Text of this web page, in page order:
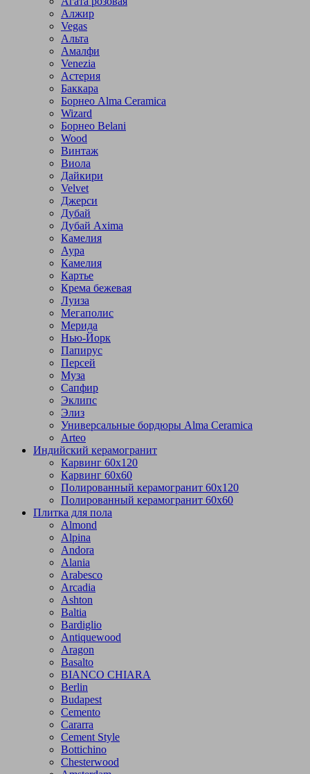
Алжир
Vegas
Альта
Амалфи
Venezia
Астерия
Баккара
Борнео Alma Ceramica
Wizard
Борнео Belani
Wood
Винтаж
Виола
Дайкири
Velvet
Джерси
Дубай
Дубай Axima
Камелия
Аура
Камелия
Картье
Крема бежевая
Луиза
Мегаполис
Мерида
Нью-Йорк
Папирус
Персей
Муза
Сапфир
Эклипс
Элиз
Универсальные бордюры Alma Ceramica
Arteo
Индийский керамогранит
Карвинг 60х120
Карвинг 60х60
Полированный керамогранит 60х120
Полированный керамогранит 60х60
Плитка для пола
Almond
Alpina
Andora
Alania
Arabesco
Arcadia
Ashton
Baltia
Bardiglio
Antiquewood
Aragon
Basalto
BIANCO CHIARA
Berlin
Budapest
Cemento
Cararra
Cement Style
Bottichino
Chesterwood